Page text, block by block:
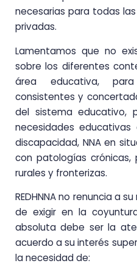
necesarias para todas
privadas.
Lamentamos que no
sobre los diferentes
área educativa,
consistentes y
del sistema educativo,
necesidades
discapacidad, NNA en
con patologías crónicas,
rurales y fronterizas.
REDHNNA no renuncia a
de exigir en la
absoluta debe ser la
acuerdo a su interés
la necesidad de: